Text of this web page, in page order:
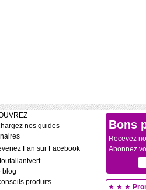
nos guides
Fan sur Facebook
blog
produits
Bons
Recevez
Abonnez
★ ★ ★